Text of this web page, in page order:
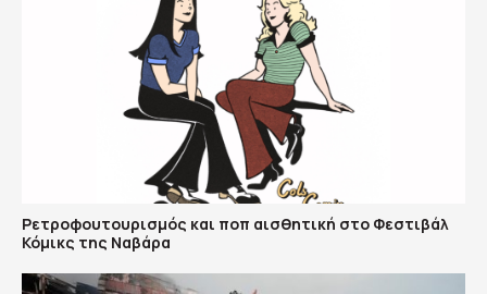
Ρετροφουτουρισμός και ποπ αισθητική στο Φεστιβάλ
Κόμικς της Ναβάρα